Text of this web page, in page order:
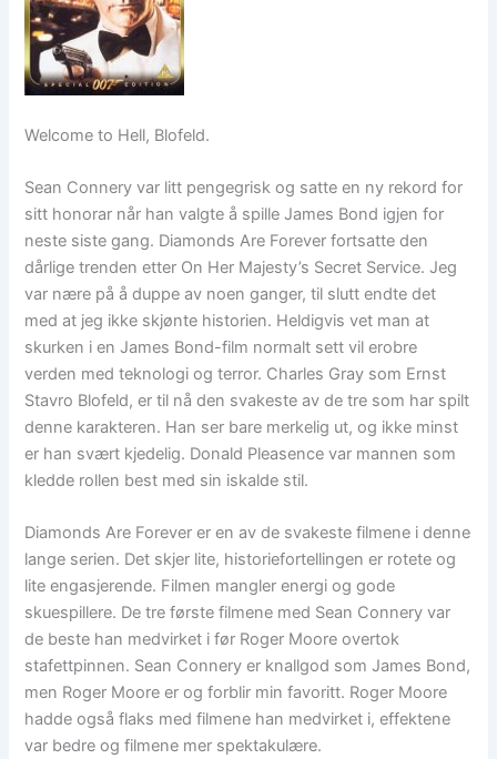
Welcome to Hell, Blofeld.
Sean Connery var litt pengegrisk og satte en ny rekord for
sitt honorar når han valgte å spille James Bond igjen for
neste siste gang. Diamonds Are Forever fortsatte den
dårlige trenden etter On Her Majesty’s Secret Service. Jeg
var nære på å duppe av noen ganger, til slutt endte det
med at jeg ikke skjønte historien. Heldigvis vet man at
skurken i en James Bond-film normalt sett vil erobre
verden med teknologi og terror. Charles Gray som Ernst
Stavro Blofeld, er til nå den svakeste av de tre som har spilt
denne karakteren. Han ser bare merkelig ut, og ikke minst
er han svært kjedelig. Donald Pleasence var mannen som
kledde rollen best med sin iskalde stil.
Diamonds Are Forever er en av de svakeste filmene i denne
lange serien. Det skjer lite, historiefortellingen er rotete og
lite engasjerende. Filmen mangler energi og gode
skuespillere. De tre første filmene med Sean Connery var
de beste han medvirket i før Roger Moore overtok
stafettpinnen. Sean Connery er knallgod som James Bond,
men Roger Moore er og forblir min favoritt. Roger Moore
hadde også flaks med filmene han medvirket i, effektene
var bedre og filmene mer spektakulære.